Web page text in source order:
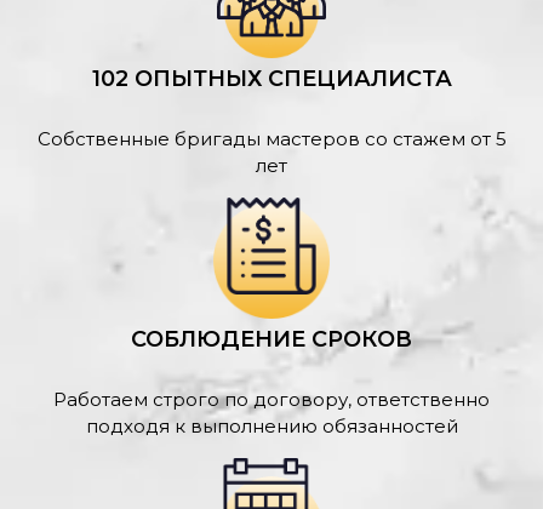
102 ОПЫТНЫХ СПЕЦИАЛИСТА
Собственные бригады мастеров со стажем от 5
лет
СОБЛЮДЕНИЕ СРОКОВ
Работаем строго по договору, ответственно
подходя к выполнению обязанностей